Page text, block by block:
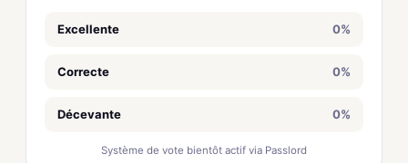
Excellente 0%
Correcte 0%
Décevante 0%
Système de vote bientôt actif via Passlord